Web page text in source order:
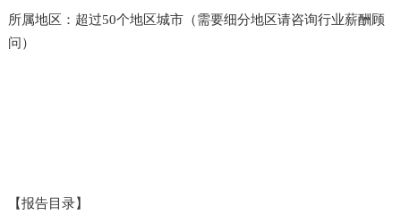
所属地区：超过50个地区城市（需要细分地区请咨询行业薪酬顾
问）
【报告目录】